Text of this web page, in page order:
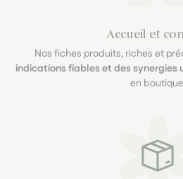
Accueil et
Nos fiches produits, riches et
indications fiables et des synergies
en